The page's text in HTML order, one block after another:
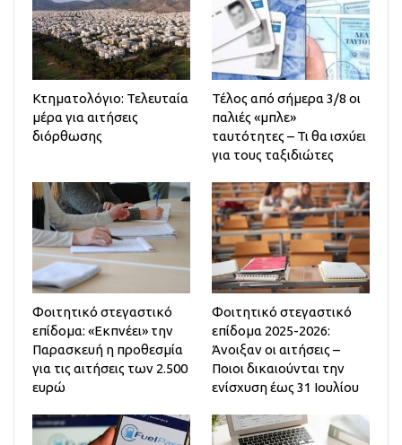
Κτηματολόγιο: Τελευταία
μέρα για αιτήσεις
διόρθωσης
Τέλος από σήμερα 3/8 οι
παλιές «μπλε»
ταυτότητες – Τι θα ισχύει
για τους ταξιδιώτες
Φοιτητικό στεγαστικό
επίδομα: «Εκπνέει» την
Παρασκευή η προθεσμία
για τις αιτήσεις των 2.500
ευρώ
Φοιτητικό στεγαστικό
επίδομα 2025-2026:
Άνοιξαν οι αιτήσεις –
Ποιοι δικαιούνται την
ενίσχυση έως 31 Ιουλίου